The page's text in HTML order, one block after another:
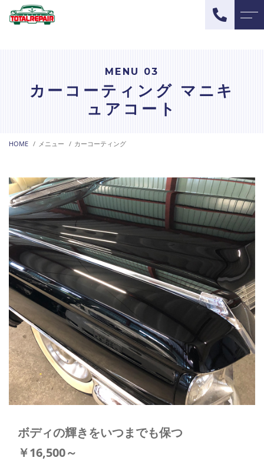
当社について
生活用品の補修
よくある質問
アクセス
ご予約・お問い合わせ
080-3230-0092
メールでのお問い合わせ
CONTACT
MENU 03
カーコーティング マニキ
ュアコート
HOME メニュー カーコーティング
ボディの輝きをいつまでも保つ
￥16,500～